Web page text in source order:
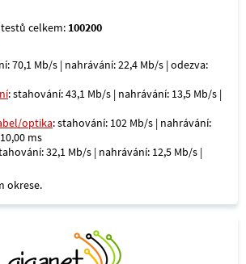
celkem: 100200
70,1 Mb/s | nahrávání: 22,4 Mb/s | odezva:
: stahování: 43,1 Mb/s | nahrávání: 13,5 Mb/s |
optika: stahování: 102 Mb/s | nahrávání:
ms
32,1 Mb/s | nahrávání: 12,5 Mb/s |
okrese.